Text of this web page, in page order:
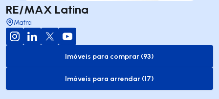
RE/MAX Latina
Mafra
to-buy-listing
Imóveis para comprar (93)
to-rent-listing
Imóveis para arrendar (17)